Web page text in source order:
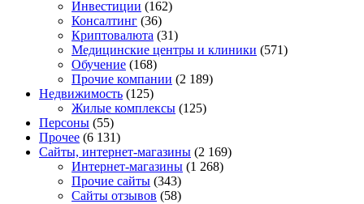
Инвестиции (162)
Консалтинг (36)
Криптовалюта (31)
Медицинские центры и клиники (571)
Обучение (168)
Прочие компании (2 189)
Недвижимость (125)
Жилые комплексы (125)
Персоны (55)
Прочее (6 131)
Сайты, интернет-магазины (2 169)
Интернет-магазины (1 268)
Прочие сайты (343)
Сайты отзывов (58)